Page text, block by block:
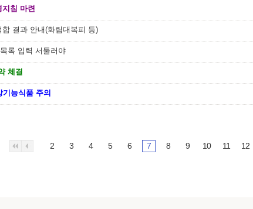
침 마련
결과 안내(화림대복피 등)
록 입력 서둘러야
체결
능식품 주의
2 3 4 5 6 7 8 9 10 11 12